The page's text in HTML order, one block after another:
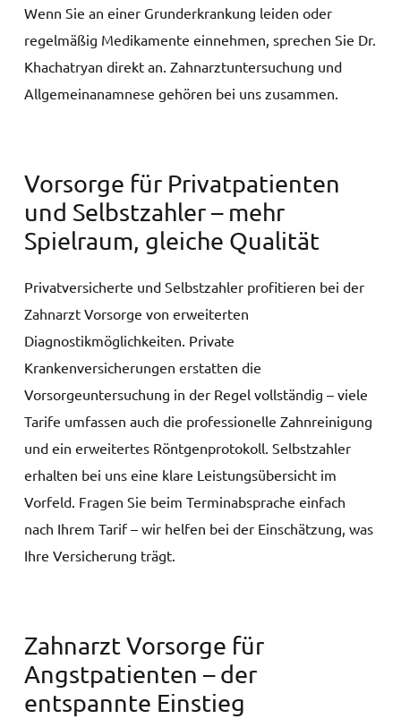
Wenn Sie an einer Grunderkrankung leiden oder
regelmäßig Medikamente einnehmen, sprechen Sie Dr.
Khachatryan direkt an. Zahnarztuntersuchung und
Allgemeinanamnese gehören bei uns zusammen.
Vorsorge für Privatpatienten
und Selbstzahler – mehr
Spielraum, gleiche Qualität
Privatversicherte und Selbstzahler profitieren bei der
Zahnarzt Vorsorge von erweiterten
Diagnostikmöglichkeiten. Private
Krankenversicherungen erstatten die
Vorsorgeuntersuchung in der Regel vollständig – viele
Tarife umfassen auch die professionelle Zahnreinigung
und ein erweitertes Röntgenprotokoll. Selbstzahler
erhalten bei uns eine klare Leistungsübersicht im
Vorfeld. Fragen Sie beim Terminabsprache einfach
nach Ihrem Tarif – wir helfen bei der Einschätzung, was
Ihre Versicherung trägt.
Zahnarzt Vorsorge für
Angstpatienten – der
entspannte Einstieg